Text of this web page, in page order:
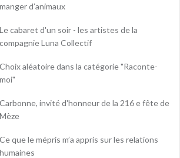
manger d’animaux
Le cabaret d'un soir - les artistes de la
compagnie Luna Collectif
Choix aléatoire dans la catégorie "Raconte-
moi"
Carbonne, invité d'honneur de la 216 e fête de
Mèze
Ce que le mépris m’a appris sur les relations
humaines